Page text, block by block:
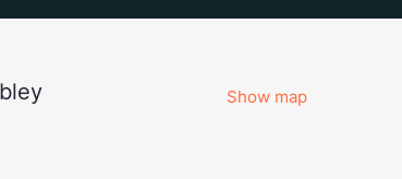
Show map